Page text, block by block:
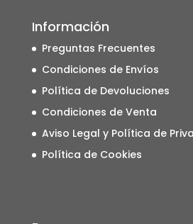
Información
Preguntas Frecuentes
Condiciones de Envíos
Política de Devoluciones
Condiciones de Venta
Aviso Legal y Política de
Política de Cookies